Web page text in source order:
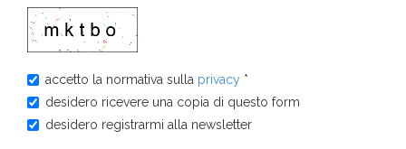
accetto la normativa sulla privacy *
desidero ricevere una copia di questo form
desidero registrarmi alla newsletter